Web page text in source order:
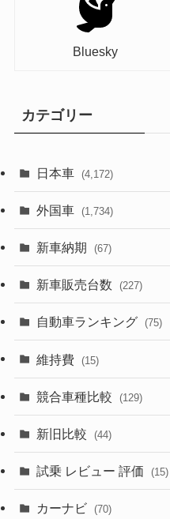
Bluesky
カテゴリー
日本車 (4,172)
(1,321)
(329)
(525)
(357)
(328)
(253)
外国車 (1,734)
(242)
(85)
(84)
(50)
(58)
新車納期 (67)
(28)
(8)
(3)
(3)
新車販売台数 (227)
(21)
(5)
(7)
自動車ランキング (75)
維持費 (15)
競合車種比較 (129)
新旧比較 (44)
試乗 レビュー 評価 (15)
カーナビ (70)